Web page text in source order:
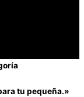
tu pequeña.»